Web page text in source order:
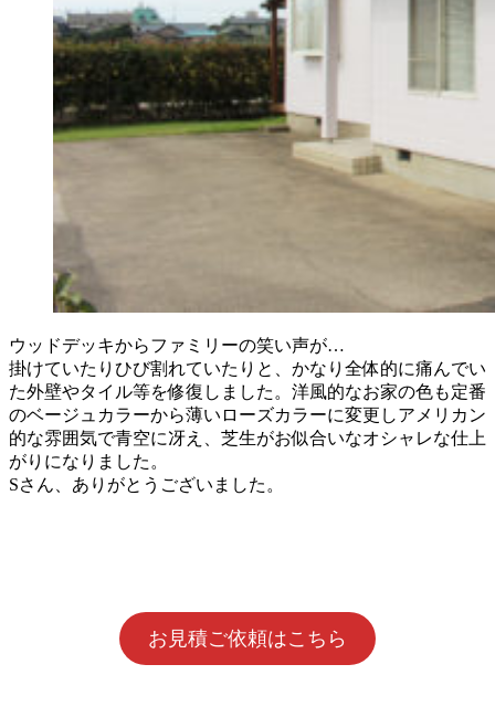
ウッドデッキからファミリーの笑い声が…
掛けていたりひび割れていたりと、かなり全体的に痛んでい
た外壁やタイル等を修復しました。洋風的なお家の色も定番
のベージュカラーから薄いローズカラーに変更しアメリカン
的な雰囲気で青空に冴え、芝生がお似合いなオシャレな仕上
がりになりました。
Sさん、ありがとうございました。
お見積ご依頼はこちら